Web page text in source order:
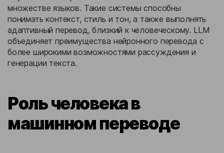
множестве языков. Такие системы способны
понимать контекст, стиль и тон, а также выполнять
адаптивный перевод, близкий к человеческому. LLM
объединяет преимущества нейронного перевода с
более широкими возможностями рассуждения и
генерации текста.
Роль человека в
машинном переводе